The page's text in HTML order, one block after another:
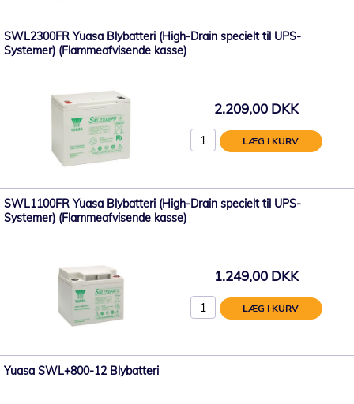
SWL2300FR Yuasa Blybatteri (High-Drain specielt til UPS-
Systemer) (Flammeafvisende kasse)
2.209,00 DKK
LÆG I KURV
SWL1100FR Yuasa Blybatteri (High-Drain specielt til UPS-
Systemer) (Flammeafvisende kasse)
1.249,00 DKK
LÆG I KURV
Yuasa SWL+800-12 Blybatteri